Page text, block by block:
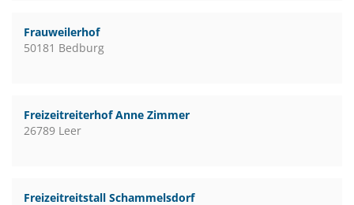
Frauweilerhof
50181 Bedburg
Freizeitreiterhof Anne Zimmer
26789 Leer
Freizeitreitstall Schammelsdorf